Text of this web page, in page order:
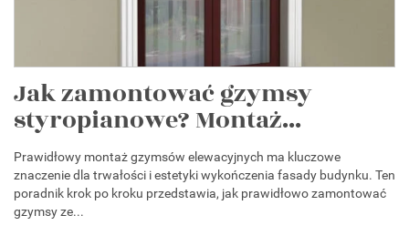
Jak zamontować gzymsy
styropianowe? Montaż...
Prawidłowy montaż gzymsów elewacyjnych ma kluczowe
znaczenie dla trwałości i estetyki wykończenia fasady budynku. Ten
poradnik krok po kroku przedstawia, jak prawidłowo zamontować
gzymsy ze...